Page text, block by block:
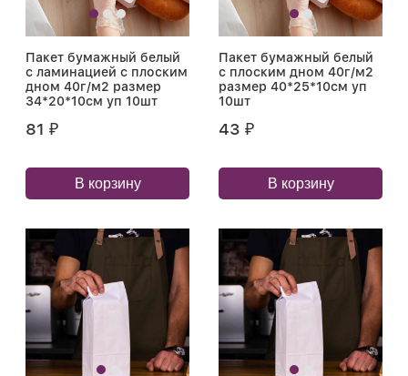
Пакет бумажный белый
с ламинацией с плоским
дном 40г/м2 размер
34*20*10см уп 10шт
81 ₽
В корзину
Пакет бумажный белый
с плоским дном 40г/м2
размер 40*25*10см уп
10шт
43 ₽
В корзину